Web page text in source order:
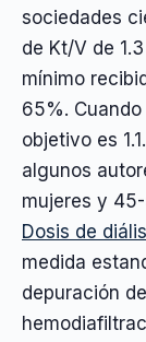
sociedades
de Kt/V de
mínimo
65%.
objetivo es
algunos
mujeres y
Dosis de
medida
depuración